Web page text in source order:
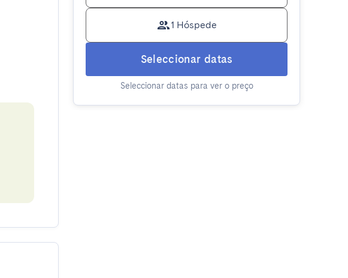
1 Hóspede
Seleccionar datas
Seleccionar datas para ver o preço